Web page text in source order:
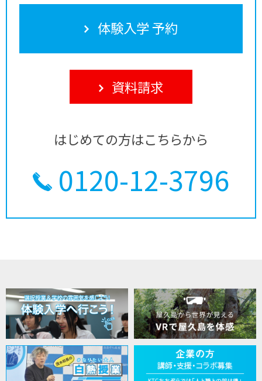
体験入学 予約
資料請求
はじめての方はこちらから
0120-12-3796